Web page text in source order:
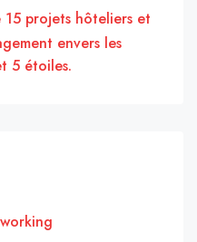
15 projets hôteliers et
envers les
5 étoiles.